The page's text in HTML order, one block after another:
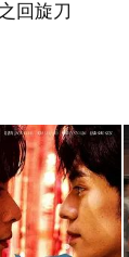
人，为了逃避
回旋刀